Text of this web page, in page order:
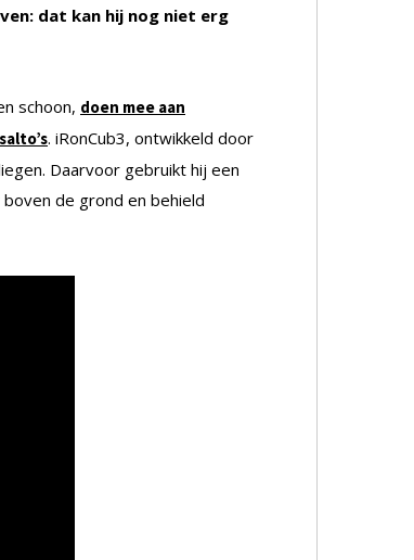
dat kan hij nog niet erg
schoon, doen mee aan
. iRonCub3, ontwikkeld door
Daarvoor gebruikt hij een
de grond en behield